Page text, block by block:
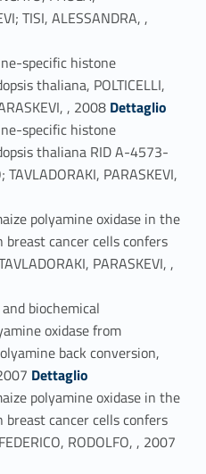
TISI, ALESSANDRA, ,
specific histone
thaliana, POLTICELLI,
, 2008 Link identifier #identifier_person_10191-30
Dettaglio
specific histone
thaliana RID A-4573-
TAVLADORAKI, PARASKEVI,
polyamine oxidase in the
cancer cells confers
PARASKEVI, ,
biochemical
oxidase from
back conversion,
Link identifier #identifier_person_188021-33
Dettaglio
polyamine oxidase in the
cancer cells confers
RODOLFO, , 2007